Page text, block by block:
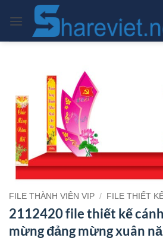
qua
FILE THÀNH VIÊN VIP / FILE THIẾT
2112420 file thiết kế
mừng đảng mừng xuân